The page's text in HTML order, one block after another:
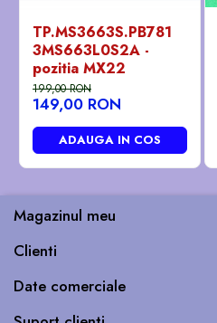
TP.MS3663S.PB781
3MS663L0S2A -
pozitia MX22
199,00 RON
149,00 RON
ADAUGA IN COS
Magazinul meu
Clienti
Date comerciale